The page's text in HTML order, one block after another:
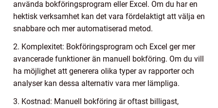
använda bokföringsprogram eller Excel. Om du har en
hektisk verksamhet kan det vara fördelaktigt att välja en
snabbare och mer automatiserad metod.
2. Komplexitet: Bokföringsprogram och Excel ger mer
avancerade funktioner än manuell bokföring. Om du vill
ha möjlighet att generera olika typer av rapporter och
analyser kan dessa alternativ vara mer lämpliga.
3. Kostnad: Manuell bokföring är oftast billigast,